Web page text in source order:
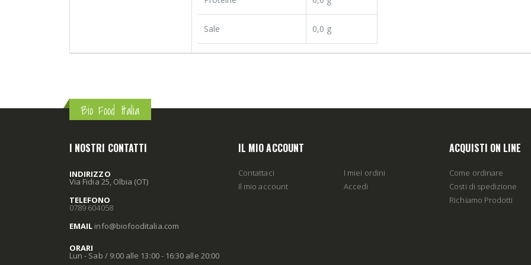
Sale 0,0 g
Bio Food Italia
I NOSTRI CONTATTI
INDIRIZZO
Via Fidia 25, Olbia (OT)
TELEFONO
0789 604058
EMAIL info@biofooditalia.com
ORARI
Lun - Sab / 9:00 alle 13:00 - 16:30 alle 20:00
IL MIO ACCOUNT
Contattaci
Il mio account
I miei ordini
Accedi
ACQUISTI ON LINE
Come ordinare
Costi di spedizione
Richiamo Prodotti